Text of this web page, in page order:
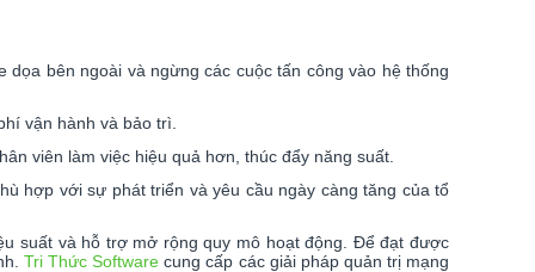
bên ngoài và ngừng các cuộc tấn công vào hệ thống
vận hành và bảo trì.
viên làm việc hiệu quả hơn, thúc đẩy năng suất.
hợp với sự phát triển và yêu cầu ngày càng tăng của tổ
suất và hỗ trợ mở rộng quy mô hoạt động. Để đạt được
Tri Thức Software cung cấp các giải pháp quản trị mạng